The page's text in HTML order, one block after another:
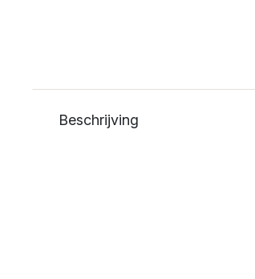
Beschrijving